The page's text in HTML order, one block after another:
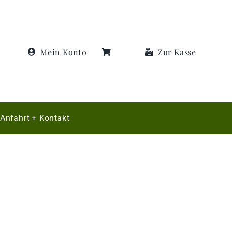
Mein Konto Zur Kasse
Anfahrt + Kontakt